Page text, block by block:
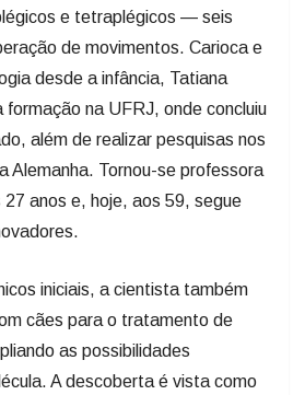
e tetraplégicos — seis
de movimentos. Carioca e
desde a infância, Tatiana
formação na UFRJ, onde concluiu
além de realizar pesquisas nos
Alemanha. Tornou-se professora
27 anos e, hoje, aos 59, segue
iniciais, a cientista também
cães para o tratamento de
as possibilidades
A descoberta é vista como